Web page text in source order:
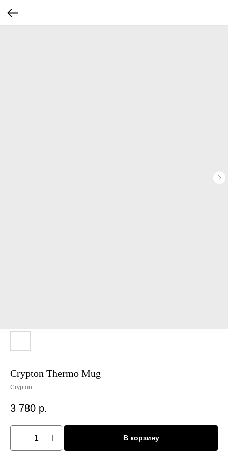
Crypton Thermo Mug
Crypton
3 780 р.
В корзину